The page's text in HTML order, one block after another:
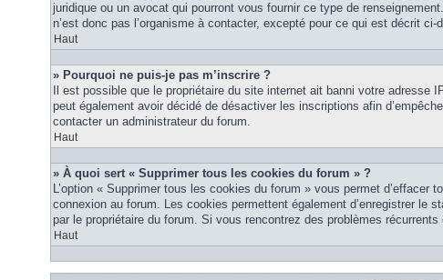
juridique ou un avocat qui pourront vous fournir ce type de
n’est donc pas l’organisme à contacter, excepté pour ce qui est décrit ci-
Haut
» Pourquoi ne puis-je pas m’inscrire ?
Il est possible que le propriétaire du site internet ait banni votre adresse
peut également avoir décidé de désactiver les inscriptions afin
contacter un administrateur du forum.
Haut
» À quoi sert « Supprimer tous les cookies du forum » ?
L’option « Supprimer tous les cookies du forum » vous permet
connexion au forum. Les cookies permettent également d’enregistrer
par le propriétaire du forum. Si vous rencontrez des problèmes
Haut